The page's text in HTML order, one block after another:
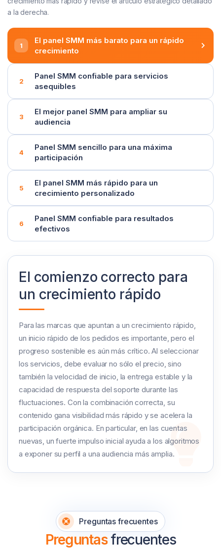
a la derecha.
El panel SMM más barato para un rápido
crecimiento
Panel SMM confiable para servicios
asequibles
El mejor panel SMM para ampliar su
audiencia
Panel SMM sencillo para una máxima
participación
El panel SMM más rápido para un
crecimiento personalizado
Panel SMM confiable para resultados
efectivos
El comienzo correcto para
un crecimiento rápido
Para las marcas que apuntan a un crecimiento rápido,
un inicio rápido de los pedidos es importante, pero el
progreso sostenible es aún más crítico. Al seleccionar
los servicios, debe evaluar no sólo el precio, sino
también la velocidad de inicio, la entrega estable y la
capacidad de respuesta del soporte durante las
fluctuaciones. Con la combinación correcta, su
contenido gana visibilidad más rápido y se acelera la
participación orgánica. En particular, en las cuentas
nuevas, un fuerte impulso inicial ayuda a los algoritmos
a exponer su perfil a una audiencia más amplia.
Preguntas frecuentes
Preguntas frecuentes